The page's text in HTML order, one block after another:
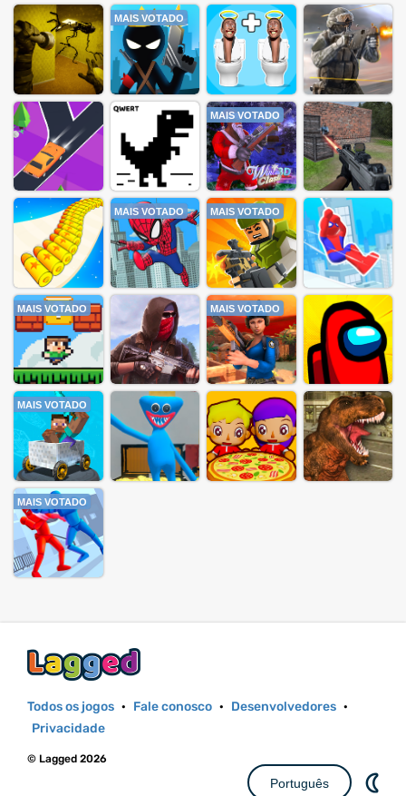
MAIS VOTADO
MAIS VOTADO
MAIS VOTADO MAIS VOTADO
MAIS VOTADO MAIS VOTADO
MAIS VOTADO
MAIS VOTADO
Todos os jogos · Fale conosco · Desenvolvedores ·
Privacidade
© Lagged 2026
Português